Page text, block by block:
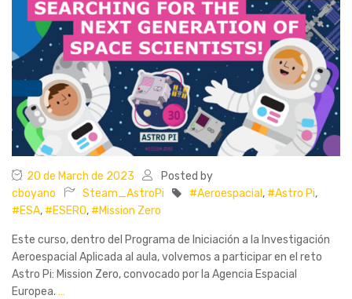
20 de March de 2023
Posted by
cboyano
Steam_AstroPi #Aeroespacial , #Astro Pi,
#ESA, #ESERO, #Mission Zero
Este curso, dentro del Programa de Iniciación a la Investigación
Aeroespacial Aplicada al aula, volvemos a participar en el reto
Astro Pi: Mission Zero, convocado por la Agencia Espacial
Europea. …